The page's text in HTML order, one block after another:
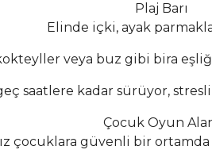
Plaj Barı
Elinde içki, ayak
veya buz gibi bira
saatlere kadar sürüyor,
Çocuk Oyun
çocuklara güvenli bir